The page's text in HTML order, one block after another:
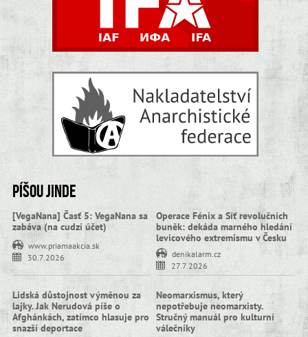
Píšou jinde
[VegaNana] Časť 5: VegaNana sa
zabáva (na cudzí účet)
www.priamaakcia.sk
30.7.2026
Operace Fénix a Síť revolučních
buněk: dekáda marného hledání
levicového extremismu v Česku
denikalarm.cz
27.7.2026
Lidská důstojnost výměnou za
lajky. Jak Nerudová píše o
Afghánkách, zatímco hlasuje pro
snazší deportace
Neomarxismus, který
nepotřebuje neomarxisty.
Stručný manuál pro kulturní
válečníky